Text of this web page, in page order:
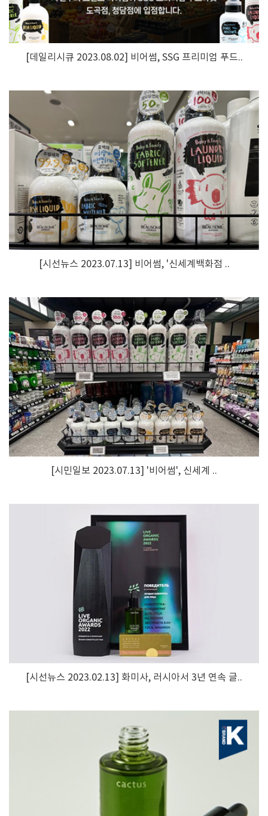
[데일리시큐 2023.08.02] 비어썸, SSG 프리미엄 푸드..
[시선뉴스 2023.07.13] 비어썸, '신세계백화점 ..
[시민일보 2023.07.13] '비어썸', 신세계 ..
[시선뉴스 2023.02.13] 화미사, 러시아서 3년 연속 글..